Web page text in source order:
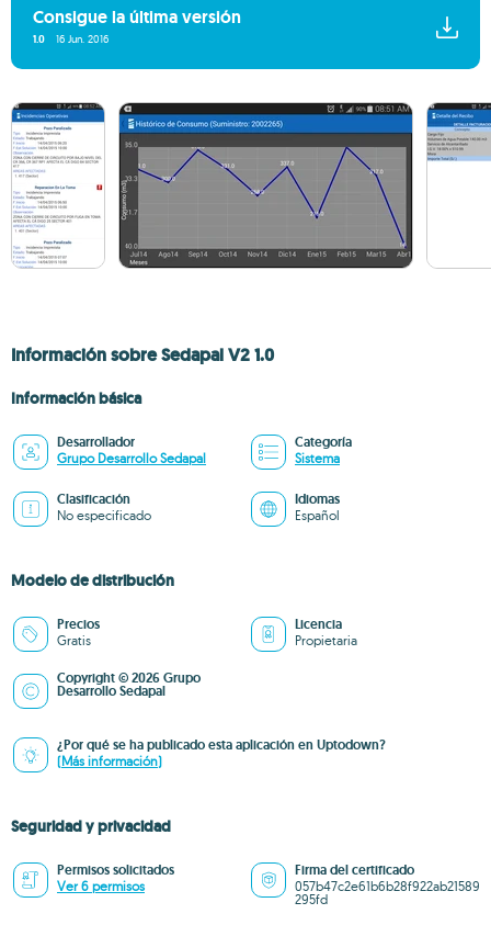
Consigue la última versión
1.0 16 Jun. 2016
Información sobre Sedapal V2 1.0
Información básica
Desarrollador
Grupo Desarrollo Sedapal
Categoría
Sistema
Clasificación
No especificado
Idiomas
Español
Modelo de distribución
Precios
Gratis
Licencia
Propietaria
Copyright © 2026 Grupo
Desarrollo Sedapal
¿Por qué se ha publicado esta aplicación en Uptodown?
(Más información)
Seguridad y privacidad
Permisos solicitados
Ver 6 permisos
Firma del certificado
057b47c2e61b6b28f922ab21589
295fd